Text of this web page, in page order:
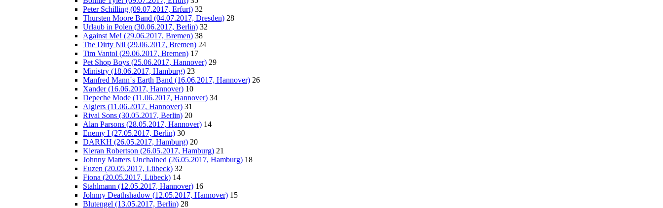
Peter Schilling (09.07.2017, Erfurt) 32
Thursten Moore Band (04.07.2017, Dresden) 28
Urlaub in Polen (30.06.2017, Berlin) 32
Against Me! (29.06.2017, Bremen) 38
The Dirty Nil (29.06.2017, Bremen) 24
Tim Vantol (29.06.2017, Bremen) 17
Pet Shop Boys (25.06.2017, Hannover) 29
Ministry (18.06.2017, Hamburg) 23
Manfred Mann´s Earth Band (16.06.2017, Hannover) 26
Xander (16.06.2017, Hannover) 10
Depeche Mode (11.06.2017, Hannover) 34
Algiers (11.06.2017, Hannover) 31
Rival Sons (30.05.2017, Berlin) 20
Alan Parsons (28.05.2017, Hannover) 14
Enemy I (27.05.2017, Berlin) 30
DARKH (26.05.2017, Hamburg) 20
Kieran Robertson (26.05.2017, Hamburg) 21
Johnny Matters Unchained (26.05.2017, Hamburg) 18
Euzen (20.05.2017, Lübeck) 32
Fiona (20.05.2017, Lübeck) 14
Stahlmann (12.05.2017, Hannover) 16
Johnny Deathshadow (12.05.2017, Hannover) 15
Blutengel (13.05.2017, Berlin) 28